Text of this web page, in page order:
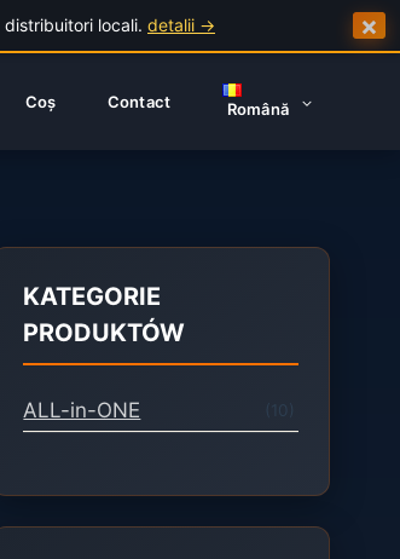
locali. detalii → ×
Coș Contact Română
KATEGORIE
PRODUKTÓW
ALL-in-ONE (10)